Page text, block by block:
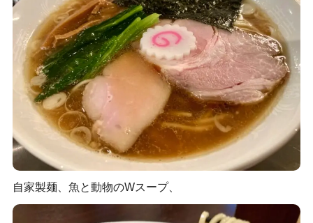
自家製麺、魚と動物のWスープ、